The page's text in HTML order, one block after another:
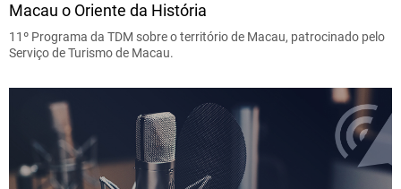
Macau o Oriente da História
11º Programa da TDM sobre o território de Macau, patrocinado pelo
Serviço de Turismo de Macau.